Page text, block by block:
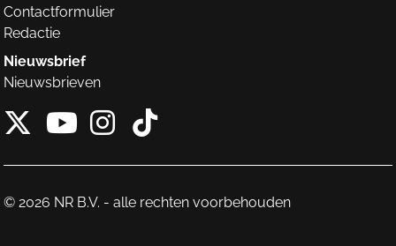
Contactformulier
Redactie
Nieuwsbrief
Nieuwsbrieven
X van NieuwRechts
Instagram van
Tiktok van
© 2026 NR B.V. - alle rechten voorbehouden